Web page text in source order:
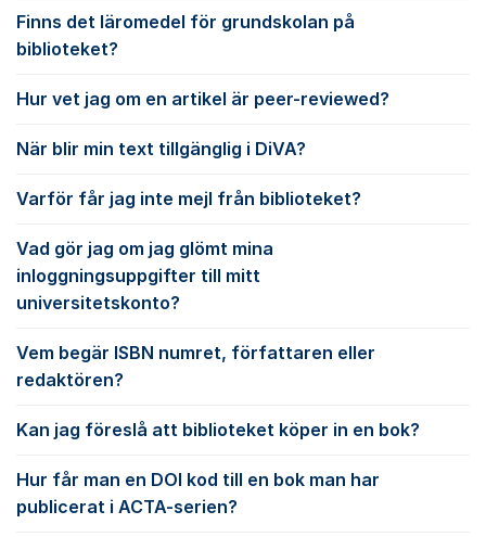
Finns det läromedel för grundskolan på
biblioteket?
Hur vet jag om en artikel är peer-reviewed?
När blir min text tillgänglig i DiVA?
Varför får jag inte mejl från biblioteket?
Vad gör jag om jag glömt mina
inloggningsuppgifter till mitt
universitetskonto?
Vem begär ISBN numret, författaren eller
redaktören?
Kan jag föreslå att biblioteket köper in en bok?
Hur får man en DOI kod till en bok man har
publicerat i ACTA-serien?